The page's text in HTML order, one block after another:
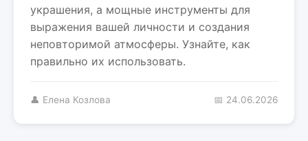
украшения, а мощные инструменты для
выражения вашей личности и создания
неповторимой атмосферы. Узнайте, как
правильно их использовать.
👤 Елена Козлова 📅 24.06.2026